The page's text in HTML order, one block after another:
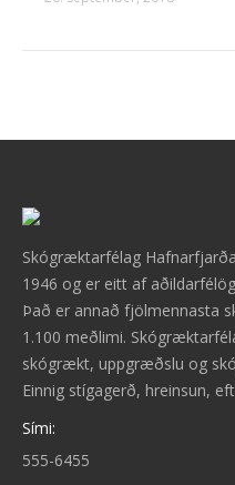
Skógræktarfélag
1946 og er eitt af
Það er annað fjölmennasta
1.100 meðlimi.
skógrækt, uppgræðslu og
Einnig stígagerð, hreinsun,
Sími:
555-6455